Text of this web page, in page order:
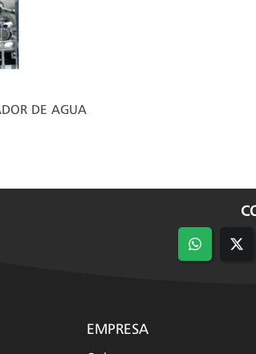
DE AGUA
Compartir
en
EMPRESA